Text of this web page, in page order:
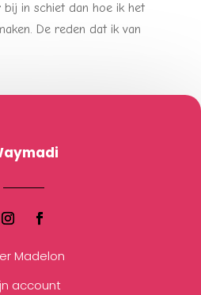
in schiet dan hoe ik het
De reden dat ik van
Madelon
account